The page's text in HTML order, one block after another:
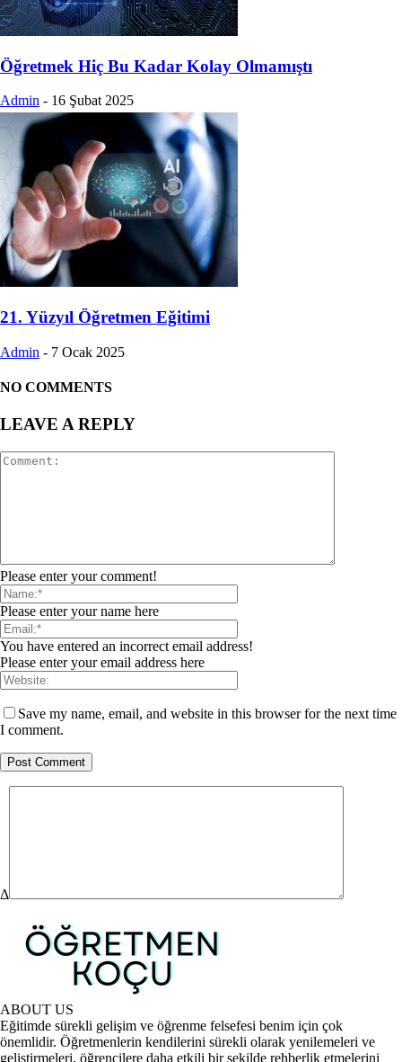
Öğretmek Hiç Bu Kadar Kolay Olmamıştı
Admin - 16 Şubat 2025
21. Yüzyıl Öğretmen Eğitimi
Admin - 7 Ocak 2025
NO COMMENTS
LEAVE A REPLY
Please enter your comment!
Please enter your name here
You have entered an incorrect email address!
Please enter your email address here
Save my name, email, and website in this browser for the next time
I comment.
Δ
ABOUT US
Eğitimde sürekli gelişim ve öğrenme felsefesi benim için çok
önemlidir. Öğretmenlerin kendilerini sürekli olarak yenilemeleri ve
geliştirmeleri, öğrencilere daha etkili bir şekilde rehberlik etmelerini